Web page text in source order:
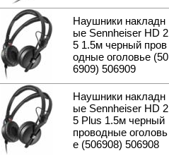
Наушники накладн
ые Sennheiser HD 2
5 1.5м черный пров
одные оголовье (50
6909) 506909
Наушники накладн
ые Sennheiser HD 2
5 Plus 1.5м черный
проводные оголовь
е (506908) 506908